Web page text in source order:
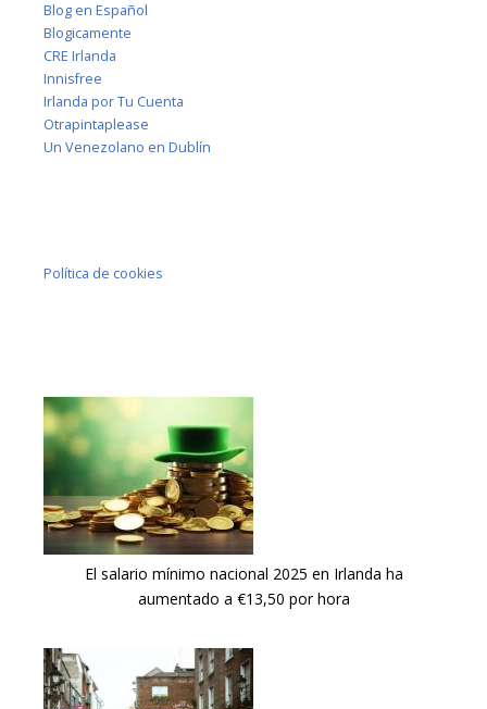
Blog en Español
Blogicamente
CRE Irlanda
Innisfree
Irlanda por Tu Cuenta
Otrapintaplease
Un Venezolano en Dublín
Política de cookies
El salario mínimo nacional 2025 en Irlanda ha
aumentado a €13,50 por hora